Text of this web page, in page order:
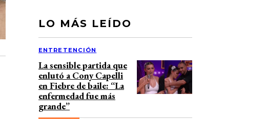
LO MÁS LEÍDO
ENTRETENCIÓN
La sensible partida que
enlutó a Cony Capelli
en Fiebre de baile: “La
enfermedad fue más
grande”